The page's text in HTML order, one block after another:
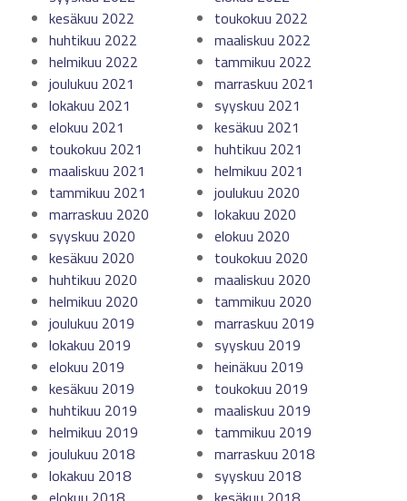
kesäkuu 2022
toukokuu 2022
huhtikuu 2022
maaliskuu 2022
helmikuu 2022
tammikuu 2022
joulukuu 2021
marraskuu 2021
lokakuu 2021
syyskuu 2021
elokuu 2021
kesäkuu 2021
toukokuu 2021
huhtikuu 2021
maaliskuu 2021
helmikuu 2021
tammikuu 2021
joulukuu 2020
marraskuu 2020
lokakuu 2020
syyskuu 2020
elokuu 2020
kesäkuu 2020
toukokuu 2020
huhtikuu 2020
maaliskuu 2020
helmikuu 2020
tammikuu 2020
joulukuu 2019
marraskuu 2019
lokakuu 2019
syyskuu 2019
elokuu 2019
heinäkuu 2019
kesäkuu 2019
toukokuu 2019
huhtikuu 2019
maaliskuu 2019
helmikuu 2019
tammikuu 2019
joulukuu 2018
marraskuu 2018
lokakuu 2018
syyskuu 2018